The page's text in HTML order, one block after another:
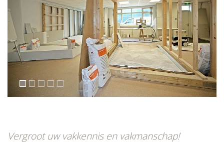
Vergroot uw vakkennis en vakmanschap!